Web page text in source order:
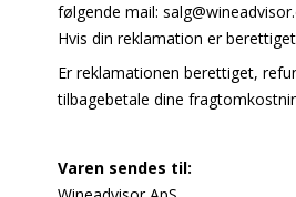
følgende mail:
Hvis din reklamation er
Er reklamationen berettiget,
tilbagebetale dine
Varen sendes til: